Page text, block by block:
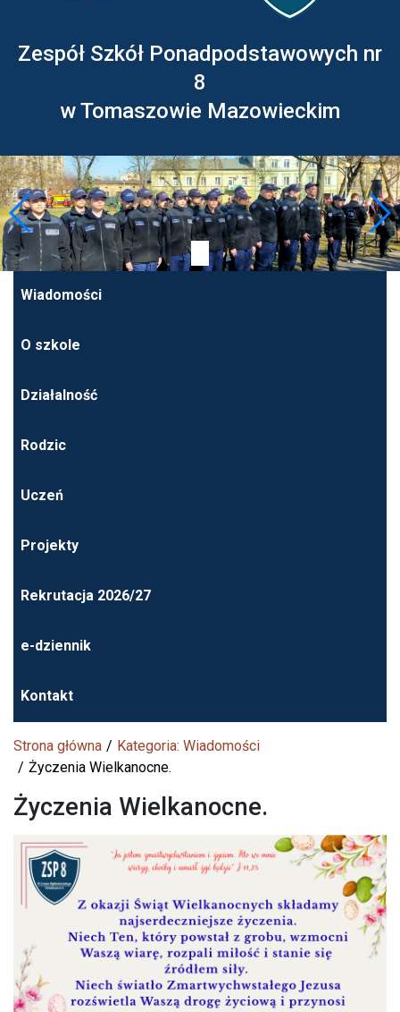
Zespół Szkół Ponadpodstawowych nr
8
w Tomaszowie Mazowieckim
Wiadomości
O szkole
Działalność
Rodzic
Uczeń
Projekty
Rekrutacja 2026/27
e-dziennik
Kontakt
Strona główna
Kategoria: Wiadomości
Życzenia Wielkanocne.
Życzenia Wielkanocne.